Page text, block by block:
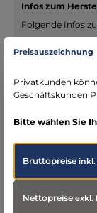
Infos zum
Folgende Infos
Preisauszeichnung
Privatkunden
Geschäftskunden
Bitte wählen Sie
Bruttopreiseinkl.
Nettopreiseexkl.